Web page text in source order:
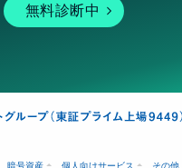
無料診断中
暗号資産 個人向けサービス その他